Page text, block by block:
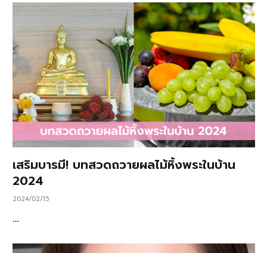
เสริมบารมี! บทสวดถวายผลไม้หิ้งพระในบ้าน
2024
2024/02/15
…